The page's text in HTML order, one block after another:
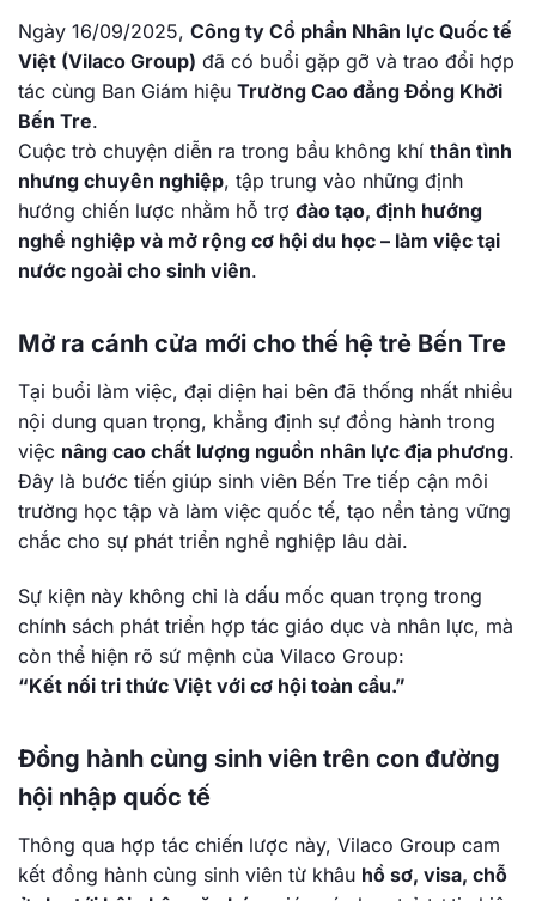
Ngày 16/09/2025, Công ty Cổ phần Nhân lực Quốc tế
Việt (Vilaco Group) đã có buổi gặp gỡ và trao đổi hợp
tác cùng Ban Giám hiệu Trường Cao đẳng Đồng Khởi
Bến Tre.
Cuộc trò chuyện diễn ra trong bầu không khí thân tình
nhưng chuyên nghiệp, tập trung vào những định
hướng chiến lược nhằm hỗ trợ đào tạo, định hướng
nghề nghiệp và mở rộng cơ hội du học – làm việc tại
nước ngoài cho sinh viên.
Mở ra cánh cửa mới cho thế hệ trẻ Bến Tre
Tại buổi làm việc, đại diện hai bên đã thống nhất nhiều
nội dung quan trọng, khẳng định sự đồng hành trong
việc nâng cao chất lượng nguồn nhân lực địa phương.
Đây là bước tiến giúp sinh viên Bến Tre tiếp cận môi
trường học tập và làm việc quốc tế, tạo nền tảng vững
chắc cho sự phát triển nghề nghiệp lâu dài.
Sự kiện này không chỉ là dấu mốc quan trọng trong
chính sách phát triển hợp tác giáo dục và nhân lực, mà
còn thể hiện rõ sứ mệnh của Vilaco Group:
“Kết nối tri thức Việt với cơ hội toàn cầu.”
Đồng hành cùng sinh viên trên con đường
hội nhập quốc tế
Thông qua hợp tác chiến lược này, Vilaco Group cam
kết đồng hành cùng sinh viên từ khâu hồ sơ, visa, chỗ